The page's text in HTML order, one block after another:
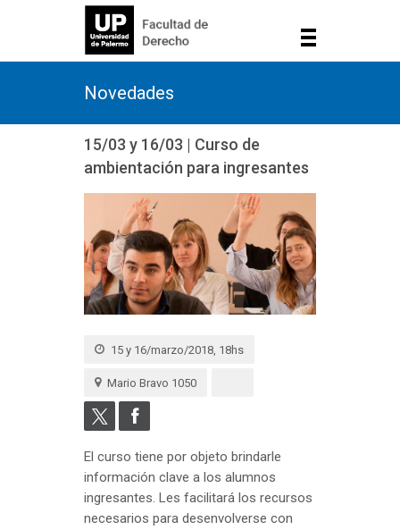
Novedades
15/03 y 16/03 | Curso de
ambientación para ingresantes
15 y 16/marzo/2018, 18hs
Mario Bravo 1050
El curso tiene por objeto brindarle
información clave a los alumnos
ingresantes. Les facilitará los recursos
necesarios para desenvolverse con